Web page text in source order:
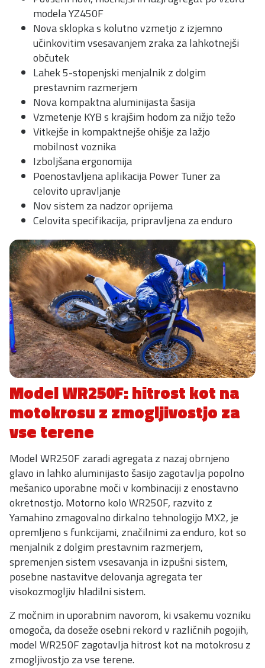
modela YZ450F
Nova sklopka s kolutno vzmetjo z izjemno
učinkovitim vsesavanjem zraka za lahkotnejši
občutek
Lahek 5-stopenjski menjalnik z dolgim
prestavnim razmerjem
Nova kompaktna aluminijasta šasija
Vzmetenje KYB s krajšim hodom za nižjo težo
Vitkejše in kompaktnejše ohišje za lažjo
mobilnost voznika
Izboljšana ergonomija
Poenostavljena aplikacija Power Tuner za
celovito upravljanje
Nov sistem za nadzor oprijema
Celovita specifikacija, pripravljena za enduro
Model WR250F: hitrost kot na
motokrosu z zmogljivostjo za
vse terene
Model WR250F zaradi agregata z nazaj obrnjeno
glavo in lahko aluminijasto šasijo zagotavlja popolno
mešanico uporabne moči v kombinaciji z enostavno
okretnostjo. Motorno kolo WR250F, razvito z
Yamahino zmagovalno dirkalno tehnologijo MX2, je
opremljeno s funkcijami, značilnimi za enduro, kot so
menjalnik z dolgim prestavnim razmerjem,
spremenjen sistem vsesavanja in izpušni sistem,
posebne nastavitve delovanja agregata ter
visokozmogljiv hladilni sistem.
Z močnim in uporabnim navorom, ki vsakemu vozniku
omogoča, da doseže osebni rekord v različnih pogojih,
model WR250F zagotavlja hitrost kot na motokrosu z
zmogljivostjo za vse terene.